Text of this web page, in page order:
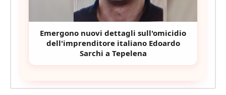
Emergono nuovi dettagli sull'omicidio
dell'imprenditore italiano Edoardo
Sarchi a Tepelena